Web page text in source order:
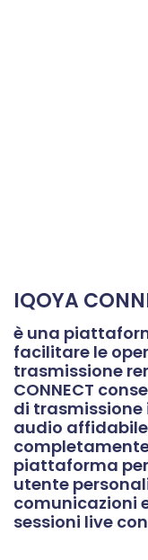
IQOYA
è una
facilitare le
trasmissione
CONNECT
di trasmissione
audio
piattaforma
utente
comunicazioni
sessioni live con